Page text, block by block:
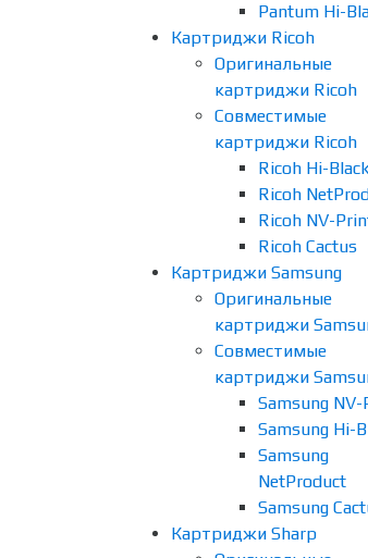
Pantum Hi-
Картриджи Ricoh
Оригинальные
картриджи Ricoh
Совместимые
картриджи Ricoh
Ricoh Hi-
Ricoh
Ricoh NV-
Ricoh Cactus
Картриджи Samsung
Оригинальные
картриджи
Совместимые
картриджи
Samsung
Samsung Hi-
Samsung
NetProduct
Samsung
Картриджи Sharp